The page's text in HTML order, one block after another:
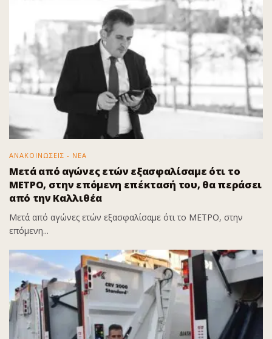
ΑΝΑΚΟΙΝΩΣΕΙΣ - ΝΕΑ
Μετά από αγώνες ετών εξασφαλίσαμε ότι το
ΜΕΤΡΟ, στην επόμενη επέκτασή του, θα περάσει
από την Καλλιθέα
Μετά από αγώνες ετών εξασφαλίσαμε ότι το ΜΕΤΡΟ, στην
επόμενη...